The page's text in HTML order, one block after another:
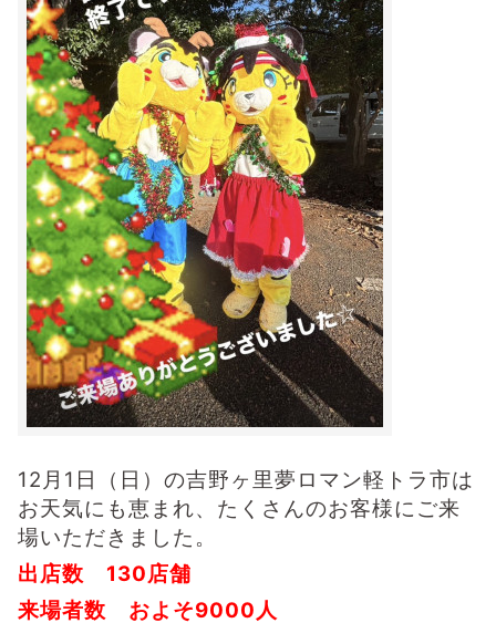
12月1日（日）の吉野ヶ里夢ロマン軽トラ市は
お天気にも恵まれ、たくさんのお客様にご来
場いただきました。
出店数 130店舗
来場者数 およそ9000人